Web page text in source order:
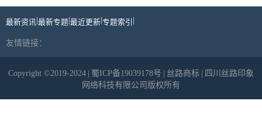
最新资讯 |最新专题|最近更新|专题索引 |
友情链接：
Copyright ©2019-2024 | 蜀ICP备19039178号 | 丝路商标 | 四川丝路印象
网络科技有限公司版权所有